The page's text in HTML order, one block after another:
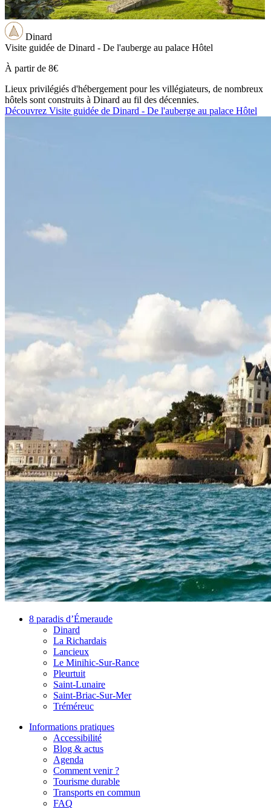
Dinard
Visite guidée de Dinard - De l'auberge au palace Hôtel
À partir de 8€
Lieux privilégiés d'hébergement pour les villégiateurs, de nombreux
hôtels sont construits à Dinard au fil des décennies.
Découvrez Visite guidée de Dinard - De l'auberge au palace Hôtel
8 paradis d’Émeraude
Dinard
La Richardais
Lancieux
Le Minihic-Sur-Rance
Pleurtuit
Saint-Lunaire
Saint-Briac-Sur-Mer
Tréméreuc
Informations pratiques
Accessibilité
Blog & actus
Agenda
Comment venir ?
Tourisme durable
Transports en commun
FAQ